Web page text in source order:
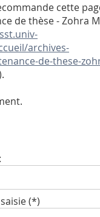
cette
de thèse - Zohra
archives-
de-these-
(*)